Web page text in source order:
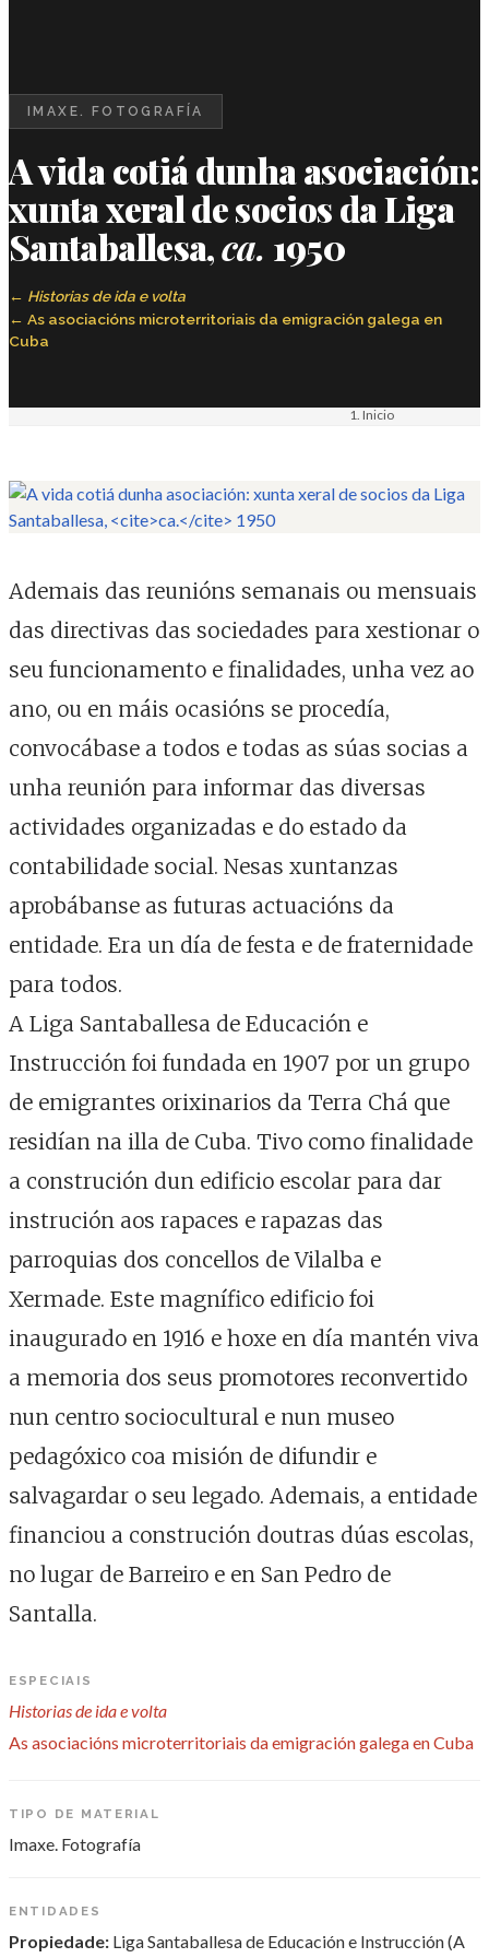
IMAXE. FOTOGRAFÍA
A vida cotiá dunha asociación:
xunta xeral de socios da Liga
Santaballesa,ca. 1950
Historias de ida e volta
As asociacións microterritoriais da emigración galega en
Cuba
Inicio
Ademais das reunións semanais ou mensuais
das directivas das sociedades para xestionar o
seu funcionamento e finalidades, unha vez ao
ano, ou en máis ocasións se procedía,
convocábase a todos e todas as súas socias a
unha reunión para informar das diversas
actividades organizadas e do estado da
contabilidade social. Nesas xuntanzas
aprobábanse as futuras actuacións da
entidade. Era un día de festa e de fraternidade
para todos.
A Liga Santaballesa de Educación e
Instrucción foi fundada en 1907 por un grupo
de emigrantes orixinarios da Terra Chá que
residían na illa de Cuba. Tivo como finalidade
a construción dun edificio escolar para dar
instrución aos rapaces e rapazas das
parroquias dos concellos de Vilalba e
Xermade. Este magnífico edificio foi
inaugurado en 1916 e hoxe en día mantén viva
a memoria dos seus promotores reconvertido
nun centro sociocultural e nun museo
pedagóxico coa misión de difundir e
salvagardar o seu legado. Ademais, a entidade
financiou a construción doutras dúas escolas,
no lugar de Barreiro e en San Pedro de
Santalla.
ESPECIAIS
Historias de ida e volta
As asociacións microterritoriais da emigración galega en Cuba
TIPO DE MATERIAL
Imaxe. Fotografía
ENTIDADES
Propiedade: Liga Santaballesa de Educación e Instrucción (A